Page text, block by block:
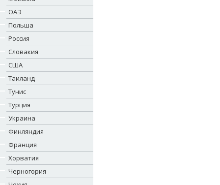
ОАЭ
Польша
Россия
Словакия
США
Таиланд
Тунис
Турция
Украина
Финляндия
Франция
Хорватия
Черногория